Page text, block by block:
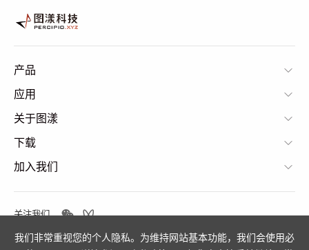
我们非常重视您的个人隐私。为维持网站基本功能，我们会使用必
产品
应用
关于图漾
下载
加入我们
关注我们